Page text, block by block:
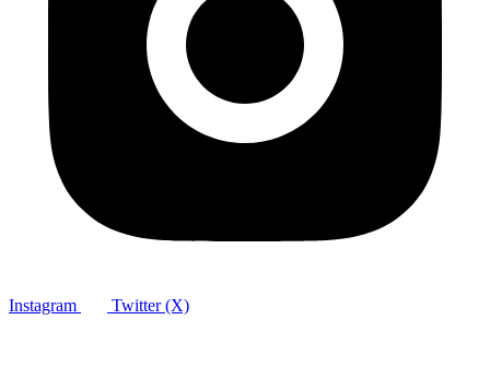
Instagram Twitter (X)